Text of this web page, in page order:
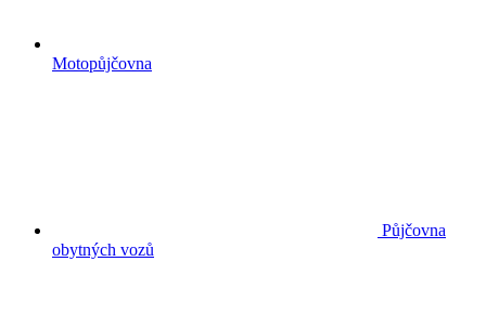
Motopůjčovna
Půjčovna
obytných vozů